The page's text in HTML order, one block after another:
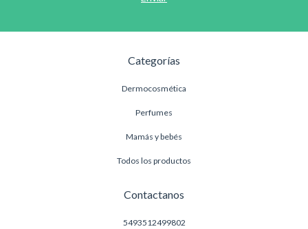
Categorías
Dermocosmética
Perfumes
Mamás y bebés
Todos los productos
Contactanos
5493512499802